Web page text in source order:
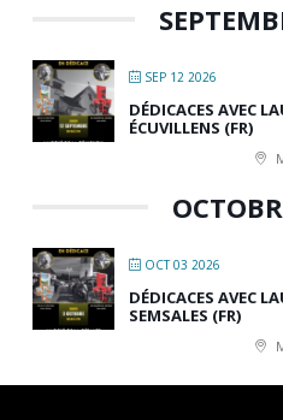
SEP 12 2026
DÉDICACES AVEC
ÉCUVILLENS (FR)
OCT 03 2026
DÉDICACES AVEC
SEMSALES (FR)